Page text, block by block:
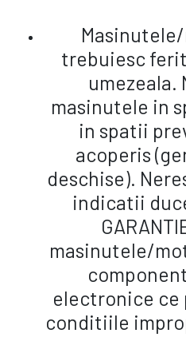
trebuiesc
umezeala.
masinutele in
in spatii
acoperis
deschise).
indicatii
masinutele/
electronice
conditiile